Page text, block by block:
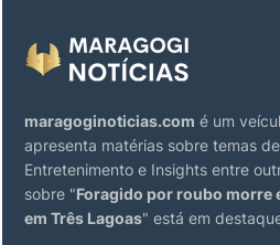
maragoginoticias.com é um
apresenta matérias sobre temas
Entretenimento e Insights entre
sobre "Foragido por roubo morre
em Três Lagoas" está em